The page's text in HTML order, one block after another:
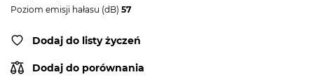
Poziom emisji hałasu (dB) 57
Dodaj do listy życzeń
Dodaj do porównania